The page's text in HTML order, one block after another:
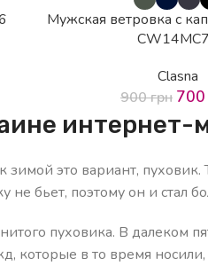
Мужская ветровка с
Clasna
900грн 700
интернет-
это вариант,
не бьет, поэтому он и
пуховика. В далеком
которые в то время